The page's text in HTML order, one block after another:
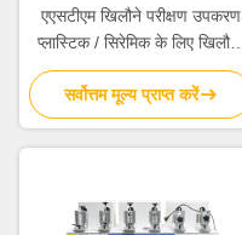
एएसटीएम खिलौने परीक्षण उपकरण
प्लास्टिक / सिरेमिक के लिए खिलौना
इस्पात गेंद गिरने प्रभाव परीक्षक
सर्वोत्तम मूल्य प्राप्त करें